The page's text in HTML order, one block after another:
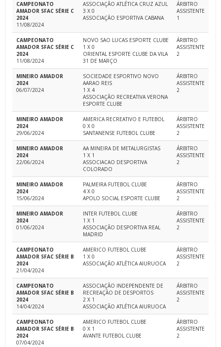
CAMPEONATO
AMADOR SFAC SÉRIE C
2024
11/08/2024
ASSOCIAÇÃO ATLÉTICA CRUZ AZUL
3 X 0
ASSOCIAÇÃO ESPORTIVA CABANA
ÁRBITRO
ASSISTENTE
1
CAMPEONATO
AMADOR SFAC SÉRIE C
2024
11/08/2024
NOVO SAO LUCAS ESPORTE CLUBE
1 X 0
ORIENTAL ESPORTE CLUBE DA VILA
31 DE MARÇO
ÁRBITRO
ASSISTENTE
2
MINEIRO AMADOR
2024
06/07/2024
SOCIEDADE ESPORTIVO NOVO
AARAO REIS
1 X 4
ASSOCIAÇÃO RECREATIVA VERONA
ESPORTE CLUBE
ÁRBITRO
ASSISTENTE
2
MINEIRO AMADOR
2024
29/06/2024
AMERICA RECREATIVO E FUTEBOL
0 X 0
SANTANENSE FUTEBOL CLUBE
ÁRBITRO
ASSISTENTE
2
MINEIRO AMADOR
2024
22/06/2024
AA MINEIRA DE METALURGISTAS
1 X 1
ASSOCIACAO DESPORTIVA
COLORADO
ÁRBITRO
ASSISTENTE
2
MINEIRO AMADOR
2024
15/06/2024
PALMEIRA FUTEBOL CLUBE
4 X 0
APOLO SOCIAL ESPORTE CLUBE
ÁRBITRO
ASSISTENTE
2
MINEIRO AMADOR
2024
01/06/2024
INTER FUTEBOL CLUBE
1 X 1
ASSOCIAÇÃO DESPORTIVA REAL
MADRID
ÁRBITRO
ASSISTENTE
2
CAMPEONATO
AMADOR SFAC SÉRIE B
2024
21/04/2024
AMERICO FUTEBOL CLUBE
1 X 0
ASSOCIAÇÃO ATLÉTICA AIURUOCA
ÁRBITRO
ASSISTENTE
2
CAMPEONATO
AMADOR SFAC SÉRIE B
2024
14/04/2024
ASSOCIAÇÃO INDEPENDENTE DE
RECREAÇÃO DE DESPORTOS
2 X 1
ASSOCIAÇÃO ATLÉTICA AIURUOCA
ÁRBITRO
ASSISTENTE
2
CAMPEONATO
AMADOR SFAC SÉRIE B
2024
07/04/2024
AMERICO FUTEBOL CLUBE
0 X 1
AVANTE FUTEBOL CLUBE
ÁRBITRO
ASSISTENTE
2